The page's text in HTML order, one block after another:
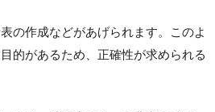
の作成などがあげられます。このよ
的があるため、正確性が求められる